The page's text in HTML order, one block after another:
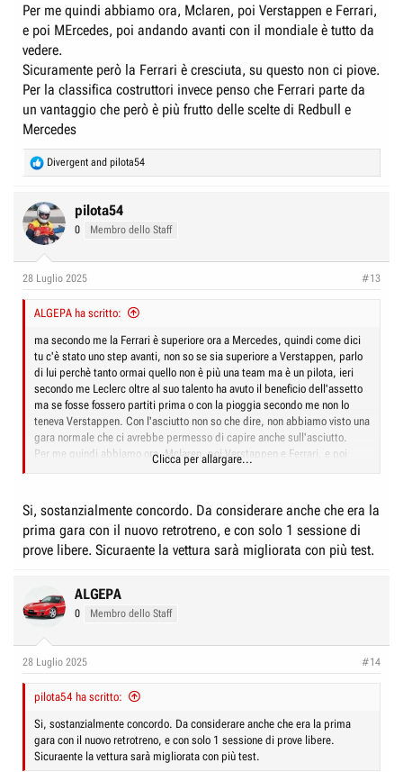
Per me quindi abbiamo ora, Mclaren, poi Verstappen e Ferrari,
e poi MErcedes, poi andando avanti con il mondiale è tutto da
vedere.
Sicuramente però la Ferrari è cresciuta, su questo non ci piove.
Per la classifica costruttori invece penso che Ferrari parte da
un vantaggio che però è più frutto delle scelte di Redbull e
Mercedes
R
e
c
t
i
s
Divergent and pilota54
pilota54
0 Membro dello Staff
28 Luglio 2025 #13
ALGEPA ha scritto:
ma secondo me la Ferrari è superiore ora a Mercedes, quindi come dici
tu c'è stato uno step avanti, non so se sia superiore a Verstappen, parlo
di lui perchè tanto ormai quello non è più una team ma è un pilota, ieri
secondo me Leclerc oltre al suo talento ha avuto il beneficio dell'assetto
ma se fosse fossero partiti prima o con la pioggia secondo me non lo
teneva Verstappen. Con l'asciutto non so che dire, non abbiamo visto una
gara normale che ci avrebbe permesso di capire anche sull'asciutto.
Per me quindi abbiamo ora, Mclaren, poi Verstappen e Ferrari, e poi
MErcedes, poi andando avanti con il mondiale è tutto da vedere.
Per la classifica costruttori invece penso che Ferrari parte da un
vantaggio che però è più frutto delle scelte di Redbull e Mercedes
Clicca per allargare...
Si, sostanzialmente concordo. Da considerare anche che era la
prima gara con il nuovo retrotreno, e con solo 1 sessione di
prove libere. Sicuraente la vettura sarà migliorata con più test.
ALGEPA
0 Membro dello Staff
28 Luglio 2025 #14
pilota54 ha scritto:
Si, sostanzialmente concordo. Da considerare anche che era la prima
gara con il nuovo retrotreno, e con solo 1 sessione di prove libere.
Sicuraente la vettura sarà migliorata con più test.